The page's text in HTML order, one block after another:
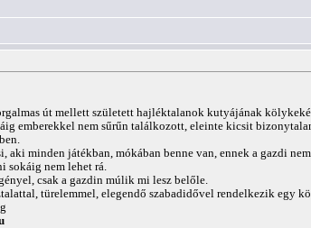
út mellett született hajléktalanok kutyájának
emberekkel nem sűrűn találkozott, eleinte kicsit
minden játékban, mókában benne van, ennek a gazdi
sokáig nem lehet rá.
csak a gazdin múlik mi lesz belőle.
türelemmel, elegendő szabadidővel rendelkezik egy